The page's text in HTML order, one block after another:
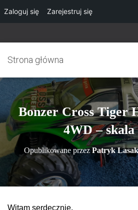
Zaloguj się Zarejestruj się
Strona główna
Bonzer Cross Tiger
4WD – skala
Opublikowane przezPatryk Lasak
Witam serdecznie.